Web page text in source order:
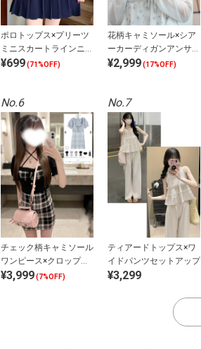
ポロトップス×プリーツ
ミニスカートラインニッ
トセットアップ
¥699(71%OFF)
花柄キャミソール×シア
ーカーディガンアンサン
ブル
¥2,999(17%OFF)
No.6
チェック柄キャミソール
ワンピース×クロップド
トップスニットアンサン
¥3,999(7%OFF)
No.7
ティアードトップス×ワ
イドパンツセットアップ
¥3,299